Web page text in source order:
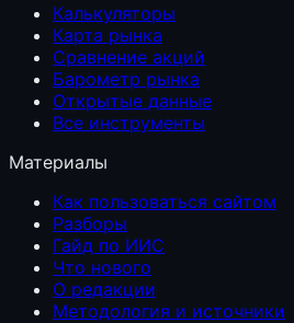
Калькуляторы
Карта рынка
Сравнение акций
Барометр рынка
Открытые данные
Все инструменты
Материалы
Как пользоваться сайтом
Разборы
Гайд по ИИС
Что нового
О редакции
Методология и источники